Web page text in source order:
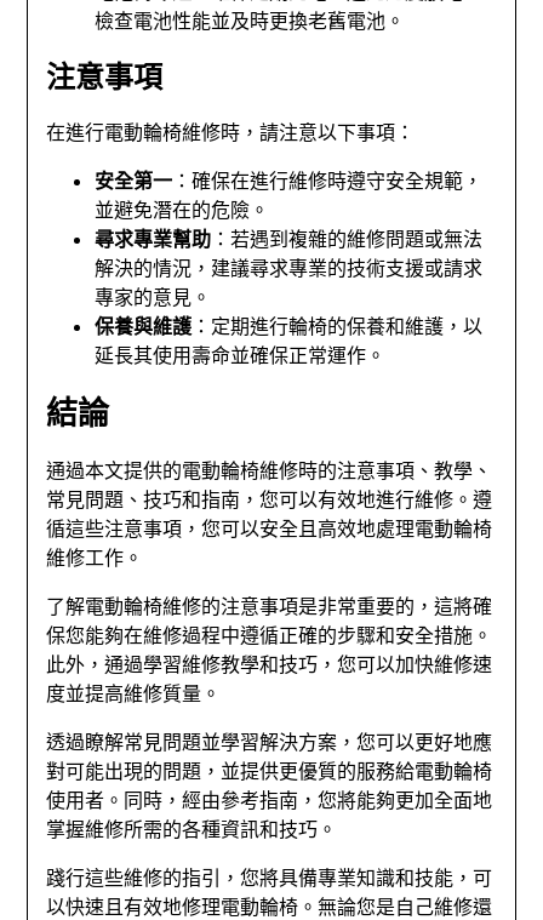
檢查電池性能並及時更換老舊電池。
注意事項
在進行電動輪椅維修時，請注意以下事項：
安全第一 ：確保在進行維修時遵守安全規範，
並避免潛在的危險。
尋求專業幫助 ：若遇到複雜的維修問題或無法
解決的情況，建議尋求專業的技術支援或請求
專家的意見。
保養與維護 ：定期進行輪椅的保養和維護，以
延長其使用壽命並確保正常運作。
結論
通過本文提供的電動輪椅維修時的注意事項、教學、
常見問題、技巧和指南，您可以有效地進行維修。遵
循這些注意事項，您可以安全且高效地處理電動輪椅
維修工作。
了解電動輪椅維修的注意事項是非常重要的，這將確
保您能夠在維修過程中遵循正確的步驟和安全措施。
此外，通過學習維修教學和技巧，您可以加快維修速
度並提高維修質量。
透過瞭解常見問題並學習解決方案，您可以更好地應
對可能出現的問題，並提供更優質的服務給電動輪椅
使用者。同時，經由參考指南，您將能夠更加全面地
掌握維修所需的各種資訊和技巧。
踐行這些維修的指引，您將具備專業知識和技能，可
以快速且有效地修理電動輪椅。無論您是自己維修還